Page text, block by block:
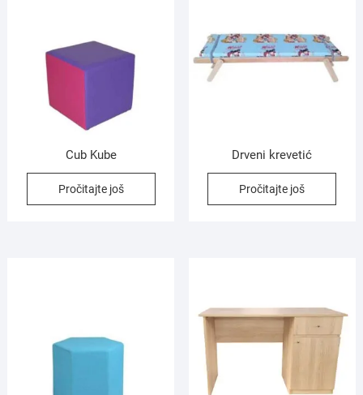
Cub Kube
Pročitajte još
Drveni krevetić
Pročitajte još